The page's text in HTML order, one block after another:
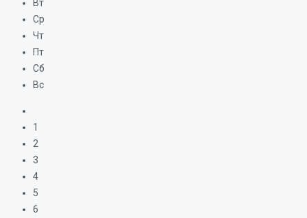
Вт
Ср
Чт
Пт
Сб
Вс
1
2
3
4
5
6